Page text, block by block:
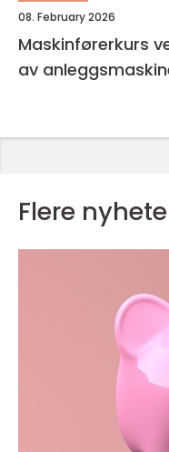
08. February 2026
Maskinførerkurs veien til trygg og lovlig bruk
av
Flere